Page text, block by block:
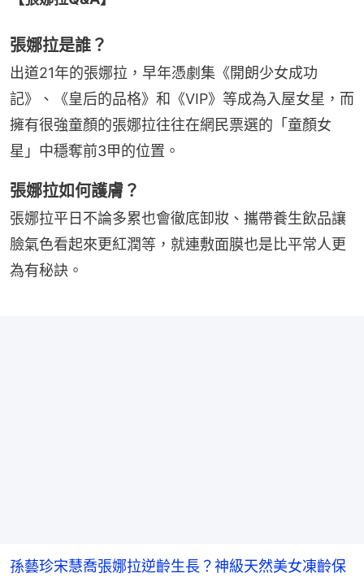
張娜拉是誰？
出道21年的張娜拉，早年憑劇集《開朗少女成功
記》、《皇后的品格》和《VIP》等成為入屋女星，而
擁有很強童顏的張娜拉往往在網民票選的「童顏女
星」中穩奪前3甲的位置。
張娜拉如何護膚？
張娜拉平日不論多累也會徹底卸妝、攜帶養生飲品讓
臉氣色看起來更紅潤等，就連敷面膜也是比平常人更
為有秘訣。
孫藝珍宋慧喬張娜拉逆齡生長？神級天然美女凍齡保